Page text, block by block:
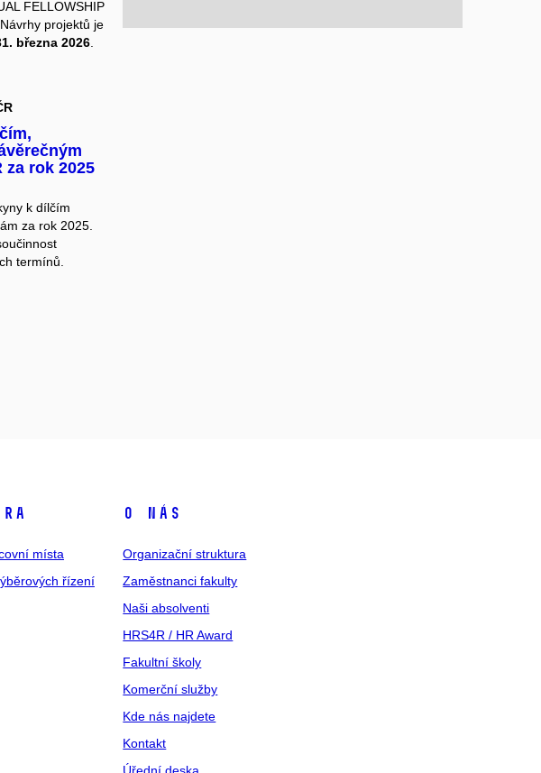
FELLOWSHIP
projektů je
března 2026.
za rok 2025
k dílčím
za rok 2025.
termínů.
místa
řízení
O nás
Organizační struktura
Zaměstnanci fakulty
Naši absolventi
HRS4R / HR Award
Fakultní školy
Komerční služby
Kde nás najdete
Kontakt